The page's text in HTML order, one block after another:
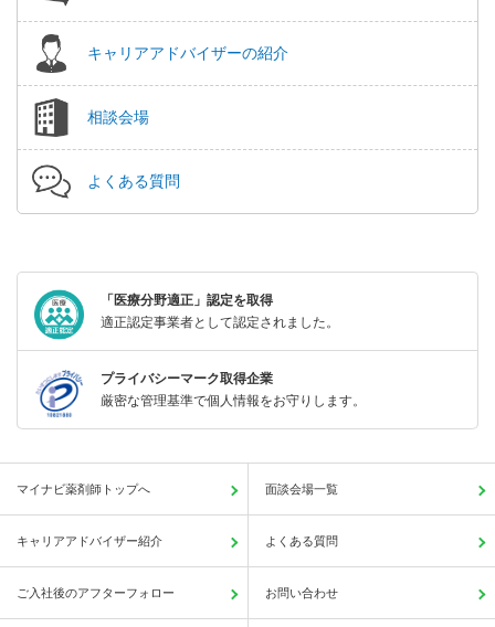
キャリアアドバイザーの紹介
相談会場
よくある質問
「医療分野適正」認定を取得
適正認定事業者として認定されました。
プライバシーマーク取得企業
厳密な管理基準で個人情報をお守りします。
マイナビ薬剤師トップへ 面談会場一覧
キャリアアドバイザー紹介 よくある質問
ご入社後のアフターフォロー お問い合わせ